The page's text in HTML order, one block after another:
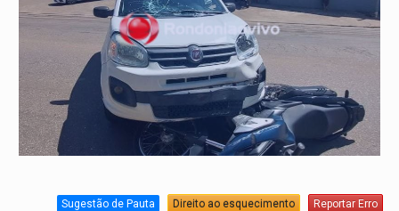
Sugestão de Pauta Direito ao esquecimento Reportar Erro